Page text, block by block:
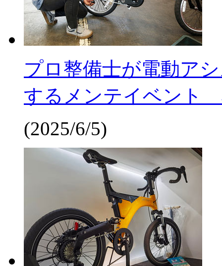
プロ整備士が電動ア
するメンテイベント
(2025/6/5)